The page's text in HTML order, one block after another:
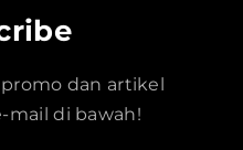
dan artikel
mail di bawah!